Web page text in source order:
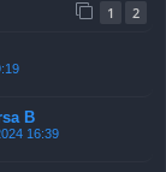
1 2
B
16:39